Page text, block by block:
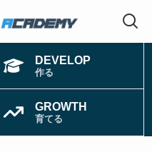
DEVELOP
作る
GROWTH
育てる